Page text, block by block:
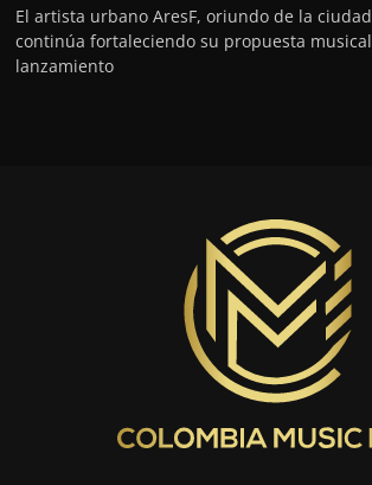
El artista urbano AresF, oriundo de la
continúa fortaleciendo su propuesta
lanzamiento